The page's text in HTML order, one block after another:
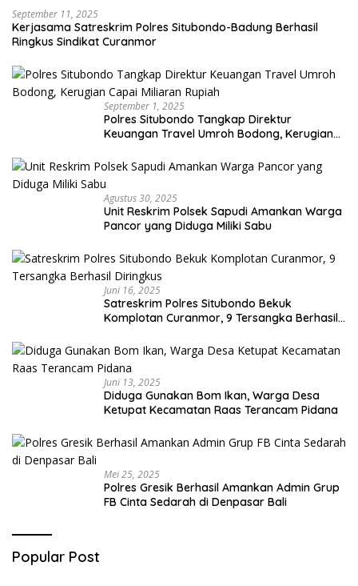
September 11, 2025
Kerjasama Satreskrim Polres Situbondo-Badung Berhasil
Ringkus Sindikat Curanmor
September 1, 2025
Polres Situbondo Tangkap Direktur
Keuangan Travel Umroh Bodong, Kerugian
Agustus 30, 2025
Unit Reskrim Polsek Sapudi Amankan Warga
Pancor yang Diduga Miliki Sabu
Juni 16, 2025
Satreskrim Polres Situbondo Bekuk
Komplotan Curanmor, 9 Tersangka Berhasil
Juni 13, 2025
Diduga Gunakan Bom Ikan, Warga Desa
Ketupat Kecamatan Raas Terancam Pidana
Mei 25, 2025
Polres Gresik Berhasil Amankan Admin Grup
FB Cinta Sedarah di Denpasar Bali
Popular Post